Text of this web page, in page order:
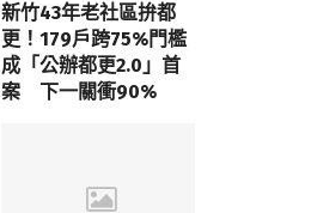
新竹43年老社區拚都
更！179戶跨75%門檻
成「公辦都更2.0」首
案 下一關衝90%